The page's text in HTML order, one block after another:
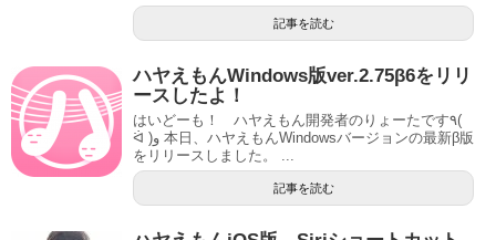
記事を読む
ハヤえもんWindows版ver.2.75β6をリリ
ースしたよ！
はいどーも！ ハヤえもん開発者のりょーたです٩(
ᐛ )و 本日、ハヤえもんWindowsバージョンの最新β版
をリリースしました。 ...
記事を読む